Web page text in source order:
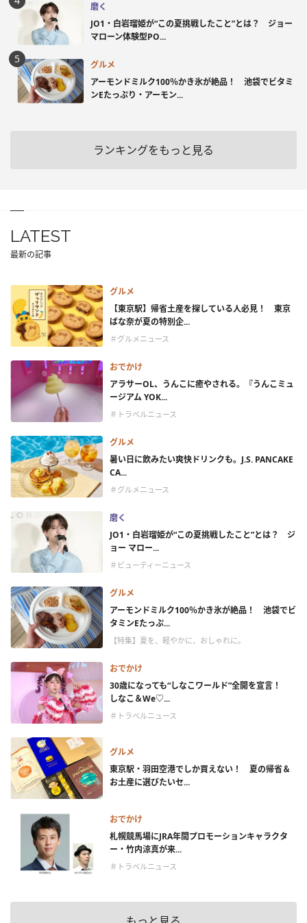
磨く
JO1・白岩瑠姫が“この夏挑戦したこと”とは？ ジョー
マローン体験型PO...
グルメ
アーモンドミルク100％かき氷が絶品！ 池袋でビタミ
ンEたっぷり・アーモン...
ランキングをもっと見る
LATEST
最新の記事
グルメ
【東京駅】帰省土産を探している人必見！ 東京
ばな奈が夏の特別企...
＃グルメニュース
おでかけ
アラサーOL、うんこに癒やされる。『うんこミュ
ージアム YOK...
＃トラベルニュース
グルメ
暑い日に飲みたい爽快ドリンクも。J.S. PANCAKE
CA...
＃グルメニュース
磨く
JO1・白岩瑠姫が“この夏挑戦したこと”とは？ ジ
ョー マロー...
＃ビューティーニュース
グルメ
アーモンドミルク100％かき氷が絶品！ 池袋でビ
タミンEたっぷ...
【特集】夏を、軽やかに、おしゃれに。
おでかけ
30歳になっても“しなこワールド”全開を宣言！
しなこ＆We♡...
＃トラベルニュース
グルメ
東京駅・羽田空港でしか買えない！ 夏の帰省＆
お土産に選びたいセ...
おでかけ
札幌競馬場にJRA年間プロモーションキャラクタ
ー・竹内涼真が来...
＃トラベルニュース